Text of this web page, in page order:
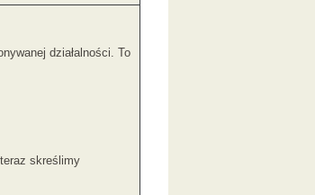
działalności. To
skreślimy